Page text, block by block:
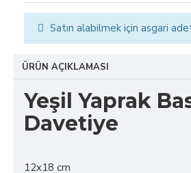
Satın alabilmek için asgari
ÜRÜN AÇIKLAMASI
Yeşil Yaprak
Davetiye
12x18 cm